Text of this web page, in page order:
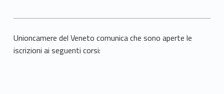
Unioncamere del Veneto comunica che sono aperte le
iscrizioni ai seguenti corsi: